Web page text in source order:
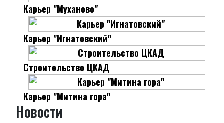
Карьер "Муханово"
Карьер "Игнатовский"
Строительство ЦКАД
Карьер "Митина гора"
Новости